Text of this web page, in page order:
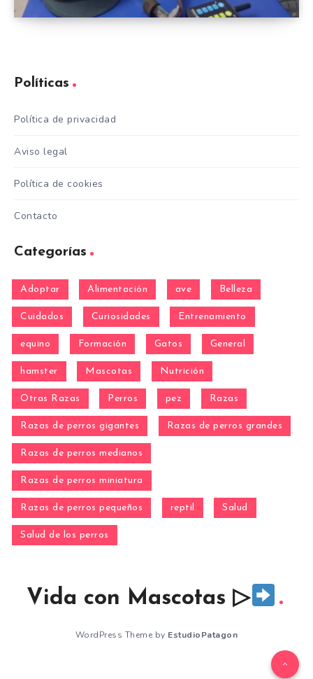
Políticas
Política de privacidad
Aviso legal
Política de cookies
Contacto
Categorías
Adoptar Alimentación ave Belleza
Cuidados Curiosidades Entrenamiento
equino Formación Gatos General
hamster Mascotas Nutrición
Otras Razas Perros pez Razas
Razas de perros gigantes Razas de perros grandes
Razas de perros medianos
Razas de perros miniatura
Razas de perros pequeños reptil Salud
Salud de los perros
Vida con Mascotas ▷
WordPress Theme by EstudioPatagon